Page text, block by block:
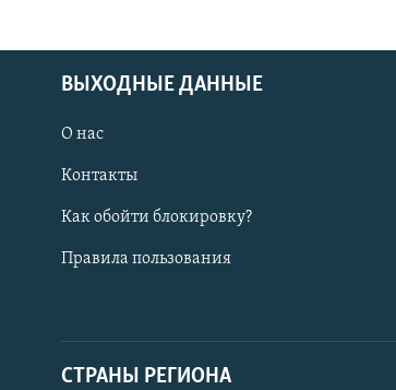
ВЫХОДНЫЕ ДАННЫЕ
О нас
Контакты
Как обойти блокировку?
Правила пользования
СТРАНЫ РЕГИОНА